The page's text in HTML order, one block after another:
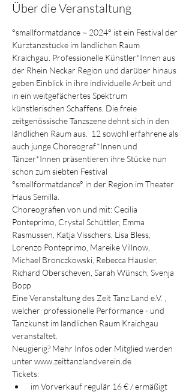
Über die Veranstaltung
°smallformatdance ~ 2024° ist ein Festival der
Kurztanzstücke im ländlichen Raum
Kraichgau. Professionelle Künstler*Innen aus
der Rhein Neckar Region und darüber hinaus
geben Einblick in ihre individuelle Arbeit und
in ein weitgefächertes Spektrum
künstlerischen Schaffens. Die freie
zeitgenössische Tanzszene dehnt sich in den
ländlichen Raum aus.  12 sowohl erfahrene als
auch junge Choreograf*Innen und
Tänzer*Innen präsentieren ihre Stücke nun
schon zum siebten Festival
°smallformatdance° in der Region im Theater
Haus Semilla.
Choreografien von und mit: Cecilia
Ponteprimo, Crystal Schüttler, Emma
Rasmussen, Katja Visschers, Lisa Bless,
Lorenzo Ponteprimo, Mareike Villnow,
Michael Bronczkowski, Rebecca Häusler,
Richard Oberscheven, Sarah Wünsch, Svenja
Bopp
Eine Veranstaltung des Zeit Tanz Land e.V. ,
welcher  professionelle Performance - und
Tanzkunst im ländlichen Raum Kraichgau
veranstaltet.
Neugierig? Mehr Infos oder Mitglied werden
unter www.zeittanzlandverein.de
Tickets:
im Vorverkauf regulär 16 € / ermäßigt